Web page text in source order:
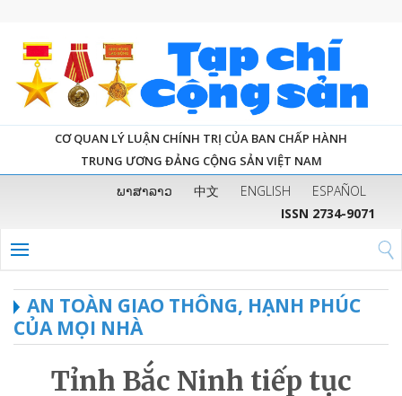
CƠ QUAN LÝ LUẬN CHÍNH TRỊ CỦA BAN CHẤP HÀNH
TRUNG ƯƠNG ĐẢNG CỘNG SẢN VIỆT NAM
ພາສາລາວ 中文 ENGLISH
ESPAÑOL
ISSN 2734-9071
AN TOÀN GIAO THÔNG, HẠNH PHÚC
CỦA MỌI NHÀ
Tỉnh Bắc Ninh tiếp tục